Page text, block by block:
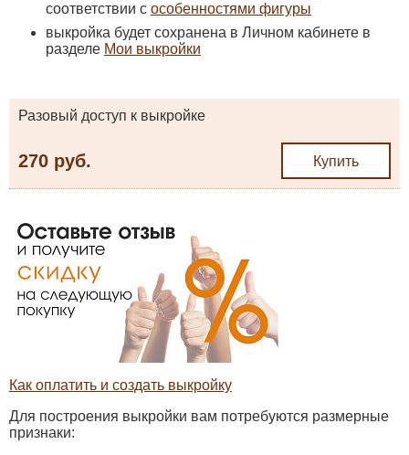
соответствии с особенностями фигуры
выкройка будет сохранена в Личном кабинете в
разделе Мои выкройки
Разовый доступ к выкройке
270 руб. Купить
Как оплатить и создать выкройку
Для построения выкройки вам потребуются размерные
признаки: